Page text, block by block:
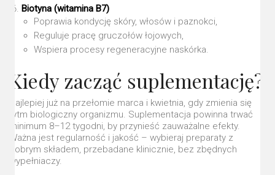
Biotyna (witamina B7)
Poprawia kondycję skóry, włosów i paznokci,
Reguluje pracę gruczołów łojowych,
Wspiera procesy regeneracyjne naskórka.
Kiedy zacząć suplementację?
Najlepiej już na przełomie marca i kwietnia, gdy zmienia się
rytm biologiczny organizmu. Suplementacja powinna trwać
minimum 8–12 tygodni, by przynieść zauważalne efekty.
Ważna jest regularność i jakość – wybieraj preparaty z
dobrym składem, przebadane klinicznie, bez zbędnych
wypełniaczy.